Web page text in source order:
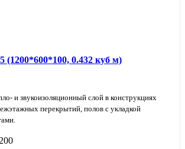
(1200*600*100, 0.432 куб м)
и звукоизоляционный слой в конструкциях
перекрытий, полов с укладкой